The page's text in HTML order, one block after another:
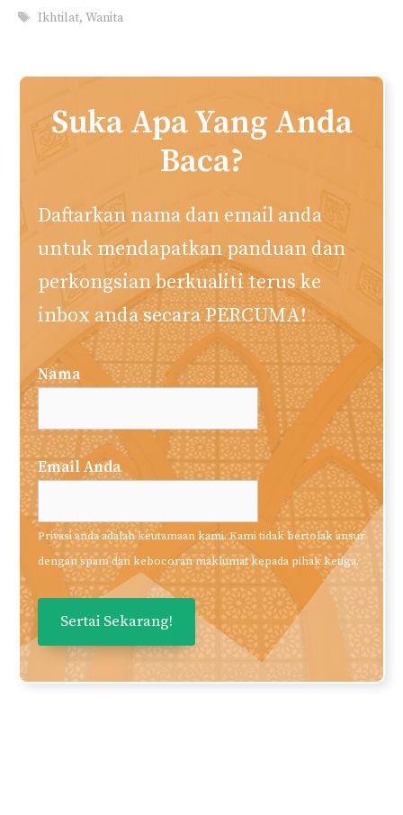
Tags
Ikhtilat,Wanita
Suka Apa Yang Anda
Baca?
Daftarkan nama dan email anda
untuk mendapatkan panduan dan
perkongsian berkualiti terus ke
inbox anda secara PERCUMA!
Nama
Email Anda
Privasi anda adalah keutamaan kami. Kami tidak bertolak ansur
dengan spam dan kebocoran maklumat kepada pihak ketiga.